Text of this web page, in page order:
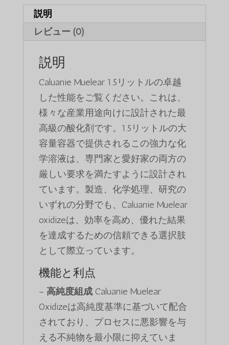
説明
レビュー (0)
説明
Caluanie Muelear 1.5リットルの卓越
した性能をご覧ください。これは、
様々な産業用途向けに設計された最
高級の酸化剤です。1.5リットルの大
容量容器で提供されるこの強力な化
学溶液は、専門家と愛好家の両方の
厳しい要求を満たすように設計され
ています。製造、化学処理、研究の
いずれの分野でも、Caluanie Muelear
oxidizeは、効率を高め、優れた結果
を達成するための信頼できる選択肢
として際立っています。
機能と利点
– 高純度組成Caluanie Muelear
Oxidizeは高純度基準に基づいて配合
されており、プロセスに悪影響を与
える不純物を最小限に抑えていま